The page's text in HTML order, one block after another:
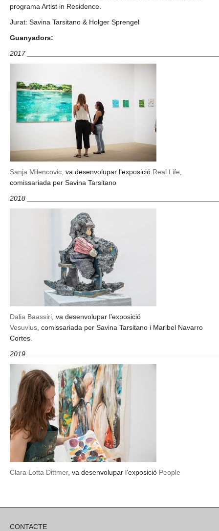
programa Artist in Residence.
Jurat: Savina Tarsitano & Holger Sprengel
Guanyadors:
2017
Sanja Milencovic, va desenvolupar l’exposició Real Life
comissariada per Savina Tarsitano
2018
Dalia Baassiri , va desenvolupar l’exposició
Vesuvius , comissariada per Savina Tarsitano i Maribel Navarro
Cortes.
2019
Clara Lotta Dittmer, va desenvolupar l’exposició People
CONTACTE